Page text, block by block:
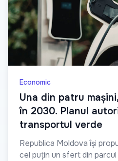
Economic
Una din patru
în 2030. Planul
transportul verde
Republica Moldova își
cel puțin un sfert din